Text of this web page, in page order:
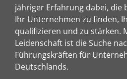
jähriger Erfahrung dabei,
Ihr Unternehmen zu finden,
qualifizieren und zu stärken.
Leidenschaft ist die Suche
Führungskräften für
Deutschlands.